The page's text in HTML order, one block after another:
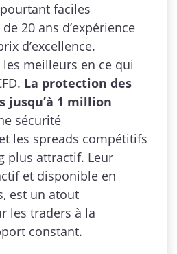
faciles
20 ans d’expérience
d’excellence.
meilleurs en ce qui
La protection des
jusqu’à 1 million
sécurité
les spreads compétitifs
plus attractif. Leur
et disponible en
est un atout
les traders à la
constant.